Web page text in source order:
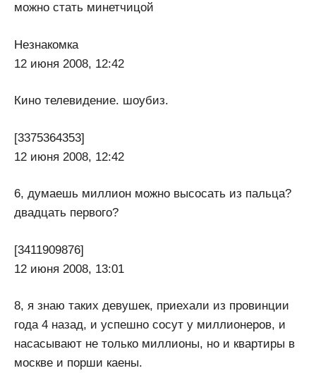
можно стать минетчицой
Незнакомка
12 июня 2008, 12:42
Кино телевидение. шоубиз.
[3375364353]
12 июня 2008, 12:42
6, думаешь миллион можно высосать из пальца?
двадцать первого?
[3411909876]
12 июня 2008, 13:01
8, я знаю таких девушек, приехали из провинции
года 4 назад, и успешно сосут у миллионеров, и
насасывают не только миллионы, но и квартиры в
москве и порши каены.